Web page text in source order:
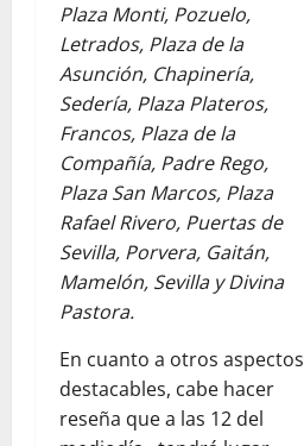
Plaza Monti, Pozuelo,
Letrados, Plaza de la
Asunción, Chapinería,
Sedería, Plaza Plateros,
Francos, Plaza de la
Compañía, Padre Rego,
Plaza San Marcos, Plaza
Rafael Rivero, Puertas de
Sevilla, Porvera, Gaitán,
Mamelón, Sevilla y Divina
Pastora.
En cuanto a otros aspectos
destacables, cabe hacer
reseña que a las 12 del